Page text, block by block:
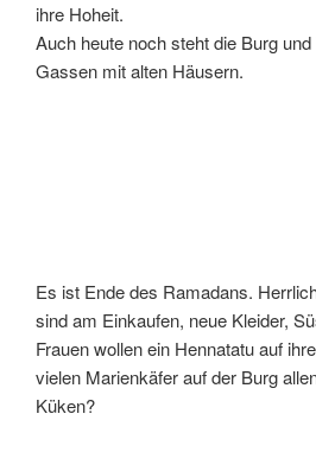
ihre Hoheit.
Auch heute noch steht die Burg
Gassen mit alten Häusern.
Es ist Ende des Ramadans.
sind am Einkaufen, neue Kleider,
Frauen wollen ein Hennatatu auf
vielen Marienkäfer auf der Burg
Küken?